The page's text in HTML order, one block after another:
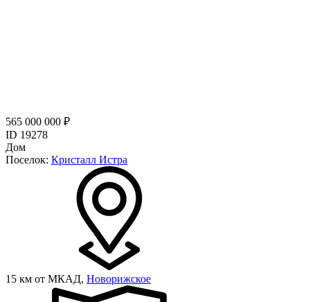
565 000 000 ₽
ID 19278
Дом
Поселок: Кристалл Истра
15 км от МКАД, Новорижское